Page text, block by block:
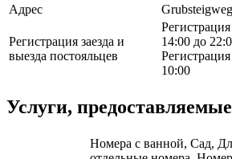
Адрес
Регистрация заезда и
выезда постояльцев
Регистрация
14:00 до
10:00
Услуги,
Номера с ванной, Сад,